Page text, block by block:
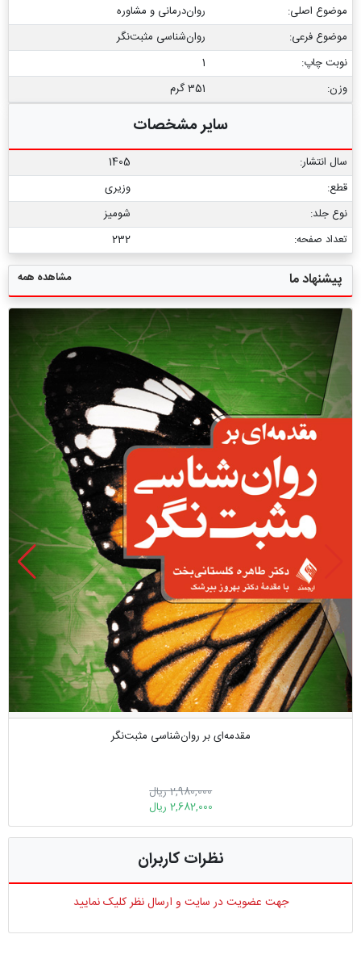
موضوع اصلی:
روان‌درمانی و مشاوره
موضوع فرعی:
روان‌شناسی مثبت‌نگر
نوبت چاپ:
1
وزن:
351 گرم
سایر مشخصات
سال انتشار:
1405
قطع:
وزیری
نوع جلد:
شومیز
تعداد صفحه:
232
پیشنهاد ما مشاهده همه
مقدمه‌ای بر روان‌شناسی مثبت‌نگر
2,980,000 ریال
2,682,000 ریال
نظرات کاربران
جهت عضویت در سایت و ارسال نظر کلیک نمایید